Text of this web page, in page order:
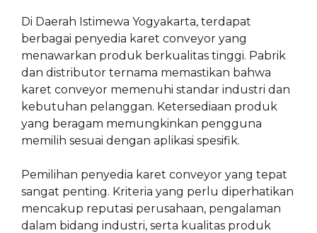
Di Daerah Istimewa Yogyakarta, terdapat
berbagai penyedia karet conveyor yang
menawarkan produk berkualitas tinggi. Pabrik
dan distributor ternama memastikan bahwa
karet conveyor memenuhi standar industri dan
kebutuhan pelanggan. Ketersediaan produk
yang beragam memungkinkan pengguna
memilih sesuai dengan aplikasi spesifik.
Pemilihan penyedia karet conveyor yang tepat
sangat penting. Kriteria yang perlu diperhatikan
mencakup reputasi perusahaan, pengalaman
dalam bidang industri, serta kualitas produk